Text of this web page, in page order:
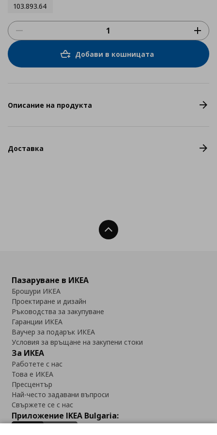
103.893.64
Добави в кошницата
Описание на продукта
Доставка
Нагоре
Пазаруване в ИКЕА
Брошури ИКЕА
Проектиране и дизайн
Ръководства за закупуване
Гаранции ИКЕА
Ваучер за подарък ИКЕА
Условия за връщане на закупени стоки
За ИКЕА
Работете с нас
Това е ИКЕА
Пресцентър
Най-често задавани въпроси
Свържете се с нас
Приложение IKEA Bulgaria: